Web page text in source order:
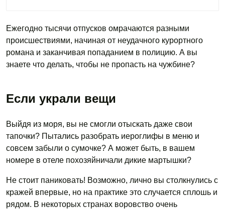
Ежегодно тысячи отпусков омрачаются разными
происшествиями, начиная от неудачного курортного
романа и заканчивая попаданием в полицию. А вы
знаете что делать, чтобы не пропасть на чужбине?
Если украли вещи
Выйдя из моря, вы не смогли отыскать даже свои
тапочки? Пытались разобрать иероглифы в меню и
совсем забыли о сумочке? А может быть, в вашем
номере в отеле похозяйничали дикие мартышки?
Не стоит паниковать! Возможно, лично вы столкнулись с
кражей впервые, но на практике это случается сплошь и
рядом. В некоторых странах воровство очень